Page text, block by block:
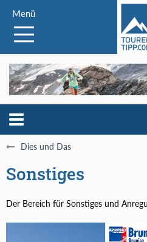
Menü
Dies und Das
Sonstiges
Der Bereich für Sonstiges und